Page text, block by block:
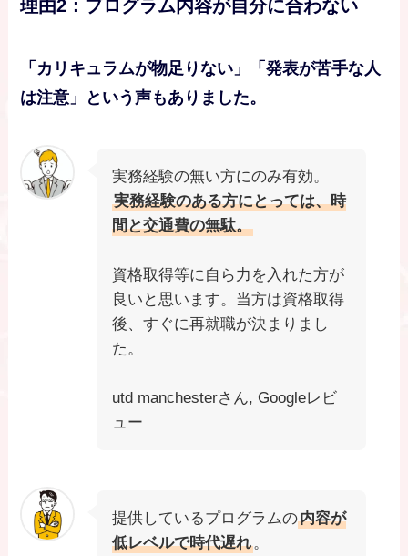
理由2：プログラム内容が自分に合わない
「カリキュラムが物足りない」「発表が苦手な人
は注意」という声もありました。
実務経験の無い方にのみ有効。
実務経験のある方にとっては、時
間と交通費の無駄。
資格取得等に自ら力を入れた方が
良いと思います。当方は資格取得
後、すぐに再就職が決まりまし
た。
utd manchesterさん, Googleレビ
ュー
提供しているプログラムの内容が
低レベルで時代遅れ。